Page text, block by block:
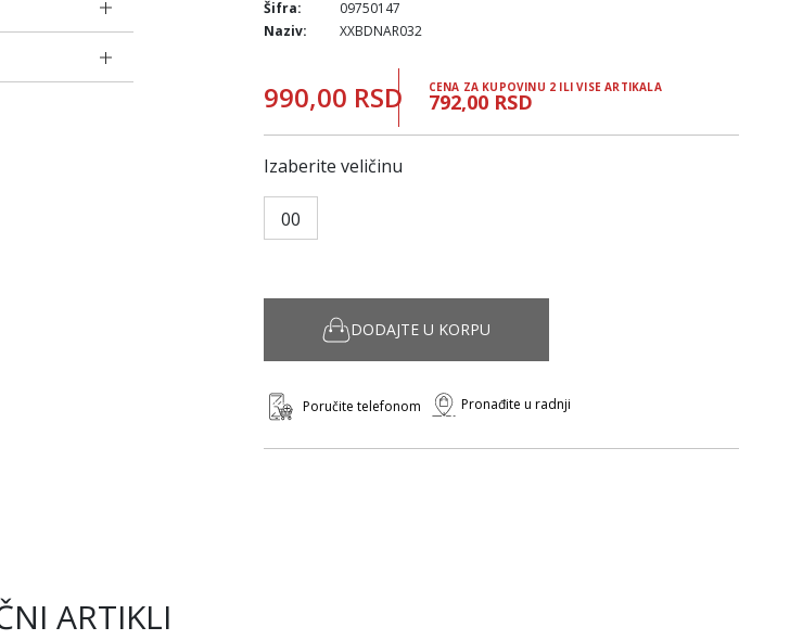
Šifra:
09750147
Naziv:
XXBDNAR032
990,00 RSD CENA ZA KUPOVINU 2 ILI VISE ARTIKALA
792,00 RSD
Izaberite veličinu
00
DODAJTE U KORPU
Poručite telefonom Pronađite u radnji
ARTIKLI